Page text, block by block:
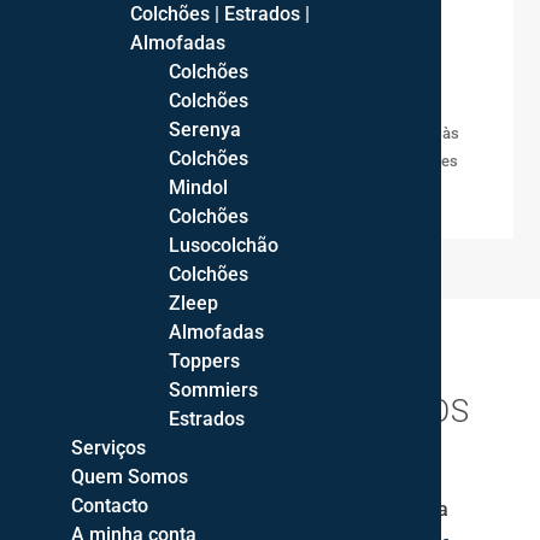
Envio gratuito para Portugal Continental!
Cores
As cores reais dos artigos podem variar devido às
fontes de iluminição fotográfica ou configurações
dos ecrãs.
PRODUTOS RELACIONADOS
Consola Celta
Colchões | Estrados |
Almofadas
Colchões
Colchões
Serenya
Colchões
Mindol
Colchões
Lusocolchão
Colchões
Zleep
Almofadas
Toppers
Sommiers
Estrados
Serviços
Quem Somos
Contacto
A minha conta